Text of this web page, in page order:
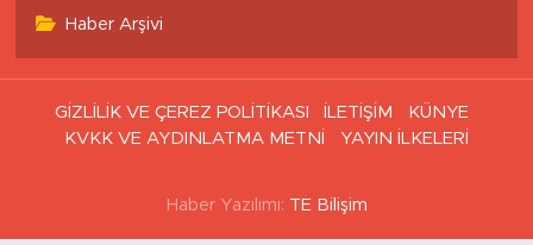
Haber Arşivi
GİZLİLİK VE ÇEREZ POLİTİKASI İLETİŞİM
KÜNYE
KVKK VE AYDINLATMA METNİ
YAYIN İLKELERİ
Haber Yazılımı: TE Bilişim